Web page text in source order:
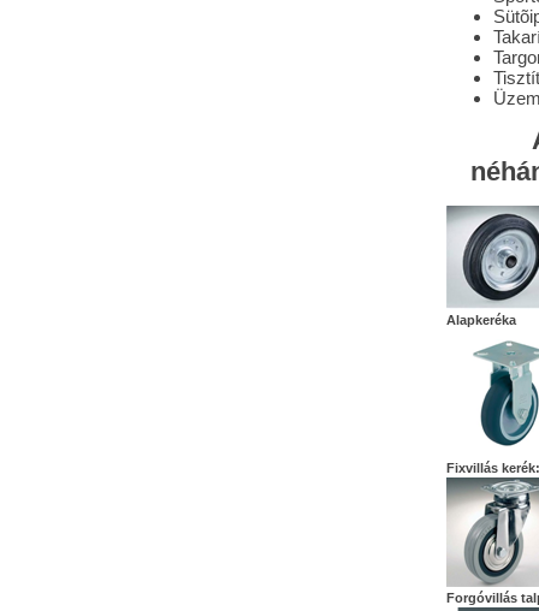
Alapkeréka
Fixvillás kerék:
Forgóvillás